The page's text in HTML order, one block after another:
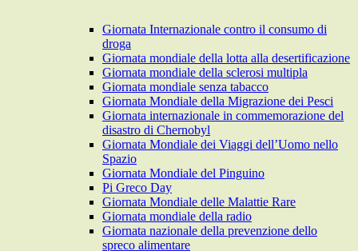
Giornata Internazionale contro il consumo di
droga
Giornata mondiale della lotta alla desertificazione
Giornata mondiale della sclerosi multipla
Giornata mondiale senza tabacco
Giornata Mondiale della Migrazione dei Pesci
Giornata internazionale in commemorazione del
disastro di Chernobyl
Giornata Mondiale dei Viaggi dell’Uomo nello
Spazio
Giornata Mondiale del Pinguino
Pi Greco Day
Giornata Mondiale delle Malattie Rare
Giornata mondiale della radio
Giornata nazionale della prevenzione dello
spreco alimentare